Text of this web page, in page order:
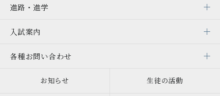
進路・進学
入試案内
各種お問い合わせ
お知らせ 生徒の活動